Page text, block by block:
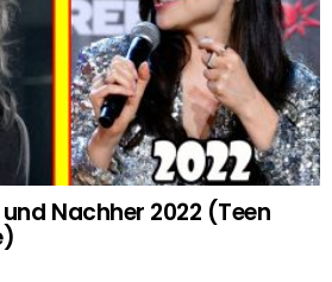
Nachher 2022 (Teen